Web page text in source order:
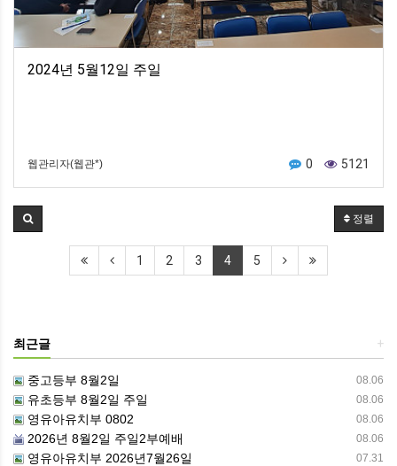
2024년 5월12일 주일
웹관리자(웹관*) 0 5121
정렬
1 2 3 4 5
+
최근글
08.06
중고등부 8월2일
08.06
유초등부 8월2일 주일
08.06
영유아유치부 0802
08.06
2026년 8월2일 주일2부예배
07.31
영유아유치부 2026년7월26일